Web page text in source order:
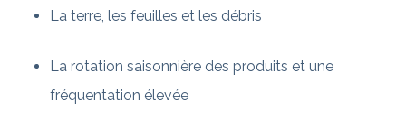
La terre, les feuilles et les débris
La rotation saisonnière des produits et une
fréquentation élevée